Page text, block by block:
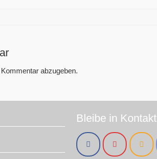
abzugeben.
Bleibe in Kontakt